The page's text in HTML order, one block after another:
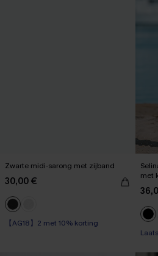
Zwarte midi-sarong met zijband
30,00 €
【AG18】2 met 10% korting
met